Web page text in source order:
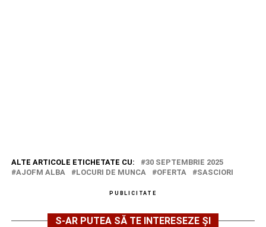
ALTE ARTICOLE ETICHETATE CU:
30 SEPTEMBRIE 2025
AJOFM ALBA
LOCURI DE MUNCA OFERTA SASCIORI
PUBLICITATE
S-AR PUTEA SĂ TE INTERESEZE ȘI